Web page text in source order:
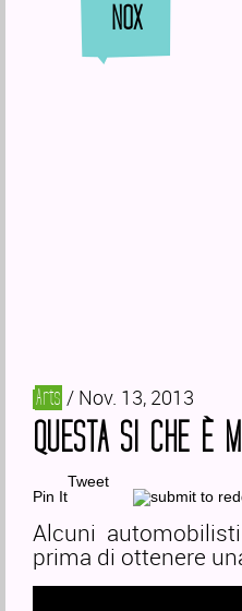
NOX
Arts / Nov. 13, 2013
QUESTA SI CHE È
Tweet
Pin It
Alcuni
prima di ottenere